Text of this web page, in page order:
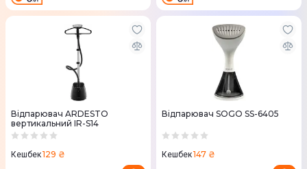
Відпарювач ARDESTO
вертикальний IR-S14
Кешбек129 ₴
Відпарювач SOGO SS-6405
Кешбек147 ₴